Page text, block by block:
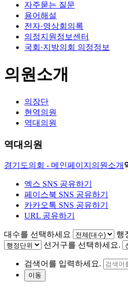
자주묻는 질문
용어해설
전자·영상회의록
의정지원정보센터
국회·지방의회 의정정보
의원소개
의장단
현역의원
역대의원
역대의원
경기도의회 - 메인페이지 의원소개
엑스 SNS 공유하기
페이스북 SNS 공유하기
카카오톡 SNS 공유하기
URL 공유하기
대수를 선택하세요
행
선거구를 선택하세요.
검색어를 입력하세요.
이동